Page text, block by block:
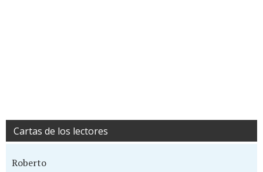
Cartas de los lectores
Roberto